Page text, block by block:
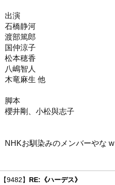
出演
石橋静河
渡部篤郎
国仲涼子
松本穂香
八嶋智人
木竜麻生 他
脚本
櫻井剛、小松與志子
NHKお馴染みのメンバーやな w
【9482】 RE:《ハーデス》